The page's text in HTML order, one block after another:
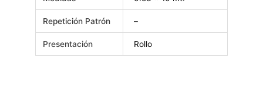
Repetición Patrón –
Presentación Rollo